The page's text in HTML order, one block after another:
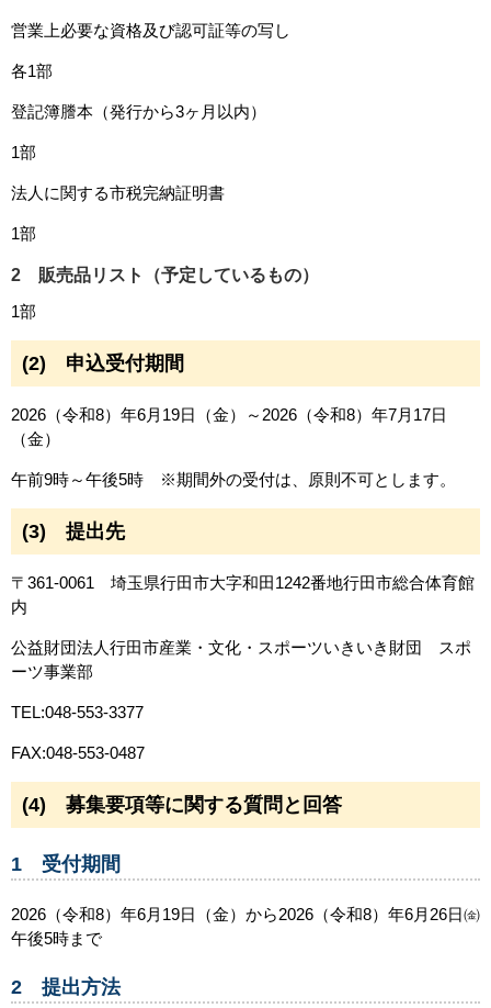
営業上必要な資格及び認可証等の写し
各1部
登記簿謄本（発行から3ヶ月以内）
1部
法人に関する市税完納証明書
1部
2 販売品リスト（予定しているもの）
1部
(2) 申込受付期間
2026（令和8）年6月19日（金）～2026（令和8）年7月17日
（金）
午前9時～午後5時 ※期間外の受付は、原則不可とします。
(3) 提出先
〒361-0061 埼玉県行田市大字和田1242番地行田市総合体育館
内
公益財団法人行田市産業・文化・スポーツいきいき財団 スポ
ーツ事業部
TEL:048-553-3377
FAX:048-553-0487
(4) 募集要項等に関する質問と回答
1 受付期間
2026（令和8）年6月19日（金）から2026（令和8）年6月26日㈮
午後5時まで
2 提出方法